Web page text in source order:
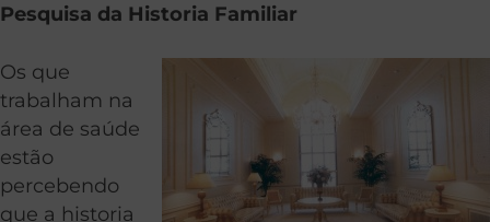
Pesquisa da Historia Familiar
Os que
trabalham na
área de saúde
estão
percebendo
que a historia